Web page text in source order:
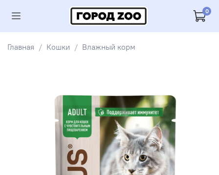
0
Главная Кошки Влажный корм